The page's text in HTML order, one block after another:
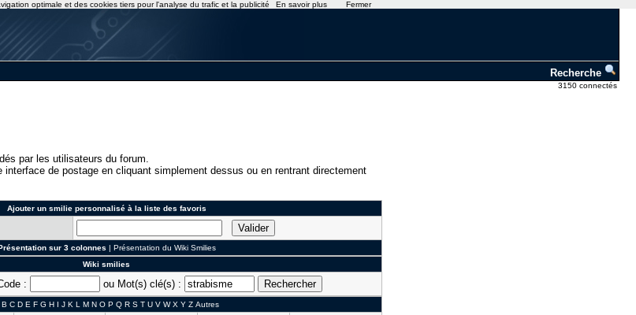
Recherche
3150 connectés
par les utilisateurs du forum.
de postage en cliquant simplement dessus ou en rentrant directement
Ajouter un smilie personnalisé à la liste des favoris
sur 3 colonnes | Présentation du Wiki Smilies
Wiki smilies
: ou Mot(s) clé(s) :
B C D E F G H I J K L M N O P Q R S T U V W X Y Z Autres
optimale et des cookies tiers pour l'analyse du trafic et la publicité En savoir plus Fermer